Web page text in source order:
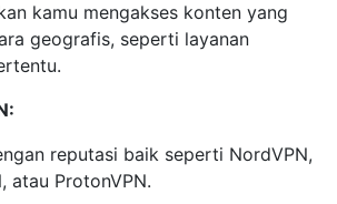
kamu mengakses konten yang
geografis, seperti layanan
reputasi baik seperti NordVPN,
atau ProtonVPN.